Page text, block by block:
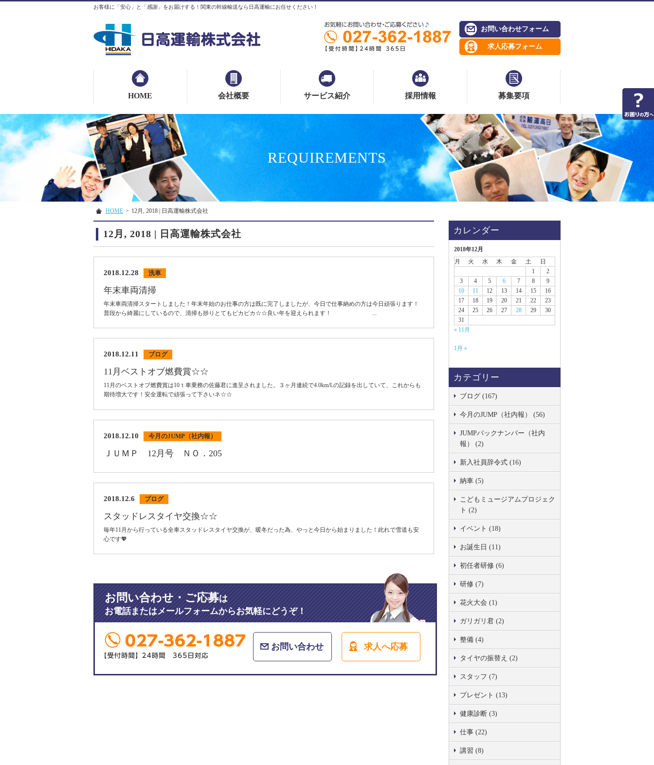
お客様に「安心」と「感謝」をお届けする！関東の幹線輸送なら日高運輸にお任せください！
お問い合わせフォーム
求人応募フォーム
HOME 会社概要 サービス紹介 採用情報 募集要項
REQUIREMENTS
HOME > 12月, 2018 | 日高運輸株式会社
12月, 2018 | 日高運輸株式会社
2018.12.28 洗車
年末車両清掃
年末車両清掃スタートしました！年末年始のお仕事の方は既に完了しましたが、今日で仕事納めの方は今日頑張ります！
普段から綺麗にしているので、清掃も捗りとてもピカピカ☆☆良い年を迎えられます！ ...
2018.12.11 ブログ
11月ベストオブ燃費賞☆☆
11月のベストオブ燃費賞は10ｔ車乗務の佐藤君に進呈されました。３ヶ月連続で4.0km/Lの記録を出していて、これからも
期待増大です！安全運転で頑張って下さいネ☆☆
2018.12.10 今月のJUMP（社内報）
ＪＵＭＰ 12月号 ＮＯ．205
2018.12.6 ブログ
スタッドレスタイヤ交換☆☆
毎年11月から行っている全車スタッドレスタイヤ交換が、暖冬だった為、やっと今日から始まりました！此れで雪道も安
心です💖
お問い合わせ・ご応募は
お電話またはメールフォームからお気軽にどうぞ！
お問い合わせ 求人へ応募
カレンダー
2018年12月
月
火 水 木 金 土
日
1
2
3
4 5 6 7 8
9
10
11 12 13 14 15
16
17
18 19 20 21 22
23
24
25 26 27 28 29
30
31
« 11月
1月 »
カテゴリー
ブログ (167)
今月のJUMP（社内報） (56)
JUMPバックナンバー（社内
報） (2)
新入社員辞令式 (16)
納車 (5)
こどもミュージアムプロジェク
ト (2)
イベント (18)
お誕生日 (11)
初任者研修 (6)
研修 (7)
花火大会 (1)
ガリガリ君 (2)
整備 (4)
タイヤの振替え (2)
スタッフ (7)
プレゼント (13)
健康診断 (3)
仕事 (22)
講習 (8)